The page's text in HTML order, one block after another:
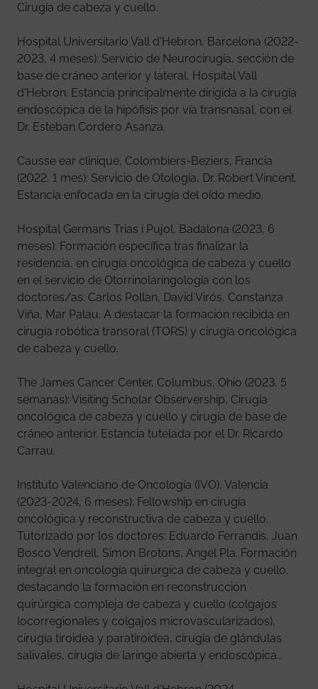
Cirugía de cabeza y cuello.
Hospital Universitario Vall d'Hebron, Barcelona (2022-
2023, 4 meses): Servicio de Neurocirugía, sección de
base de cráneo anterior y lateral, Hospital Vall
d'Hebron. Estancia principalmente dirigida a la cirugía
endoscópica de la hipófisis por vía transnasal, con el
Dr. Esteban Cordero Asanza.
Causse ear clinique, Colombiers-Beziers, Francia
(2022, 1 mes): Servicio de Otología, Dr. Robert Vincent.
Estancia enfocada en la cirugía del oído medio.
Hospital Germans Trias i Pujol, Badalona (2023, 6
meses): Formación específica tras finalizar la
residencia, en cirugía oncológica de cabeza y cuello
en el servicio de Otorrinolaringología con los
doctores/as: Carlos Pollan, David Virós, Constanza
Viña, Mar Palau. A destacar la formación recibida en
cirugía robótica transoral (TORS) y cirugía oncológica
de cabeza y cuello.
The James Cancer Center, Columbus, Ohio (2023, 5
semanas): Visiting Scholar Observership, Cirugía
oncológica de cabeza y cuello y cirugía de base de
cráneo anterior. Estancia tutelada por el Dr. Ricardo
Carrau.
Instituto Valenciano de Oncología (IVO), Valencia
(2023-2024, 6 meses): Fellowship en cirugía
oncológica y reconstructiva de cabeza y cuello.
Tutorizado por los doctores: Eduardo Ferrandis, Juan
Bosco Vendrell, Simon Brotons, Angel Pla. Formación
integral en oncología quirúrgica de cabeza y cuello,
destacando la formación en reconstrucción
quirúrgica compleja de cabeza y cuello (colgajos
locorregionales y colgajos microvascularizados),
cirugía tiroidea y paratiroidea, cirugía de glándulas
salivales, cirugía de laringe abierta y endoscópica...